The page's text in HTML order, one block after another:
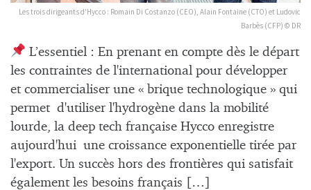
Les trois dirigeants d'Hycco : Romain Di Costanzo (CEO), Alain Fontaine (CTO) et Ludovic
Barbès (CFP) © DR
L’essentiel : En prenant en compte dès le départ
les contraintes de l'international pour développer
et commercialiser une « brique technologique » qui
permet d'utiliser l'hydrogène dans la mobilité
lourde, la deep tech française Hycco enregistre
aujourd'hui une croissance exponentielle tirée par
l'export. Un succès hors des frontières qui satisfait
également les besoins français […]